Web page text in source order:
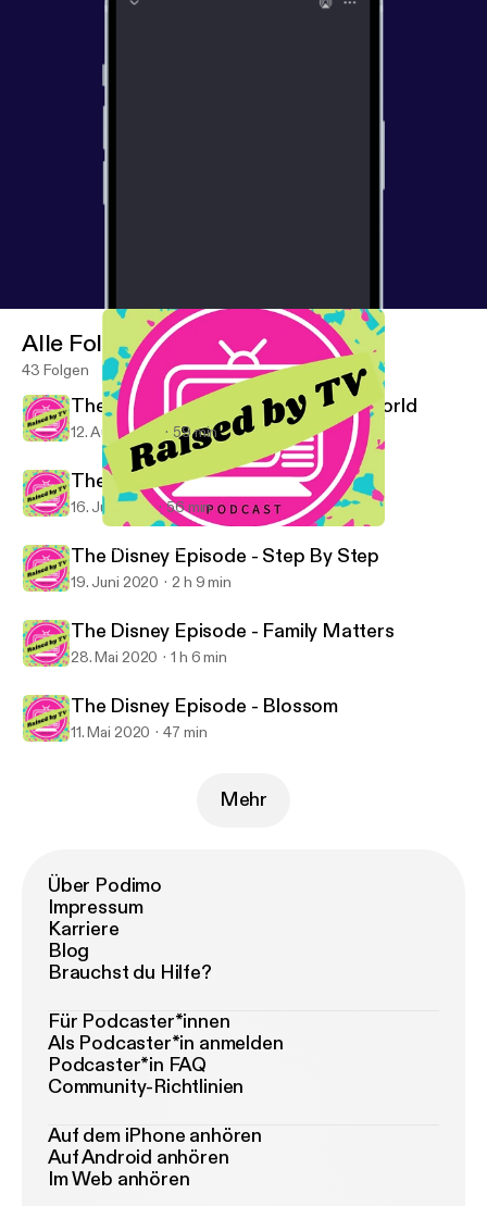
Raised By TV Podcast
Alle Folgen
43 Folgen
The Disney Episode - Boy Meets World
12. Aug. 2020 59 min
The Disney Episode - Roseanne
16. Juli 2020 56 min
The Disney Episode - Step By Step
19. Juni 2020 2 h 9 min
The Disney Episode - Family Matters
28. Mai 2020 1 h 6 min
The Disney Episode - Blossom
11. Mai 2020 47 min
Mehr
Über Podimo
Impressum
Karriere
Blog
Brauchst du Hilfe?
Für Podcaster*innen
Als Podcaster*in anmelden
Podcaster*in FAQ
Community-Richtlinien
Auf dem iPhone anhören
Auf Android anhören
Im Web anhören